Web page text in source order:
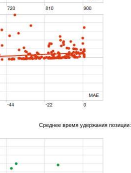
Среднее время удержания позиции: